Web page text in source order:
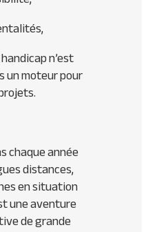
n’est
un moteur pour
chaque année
distances,
en situation
une aventure
de grande